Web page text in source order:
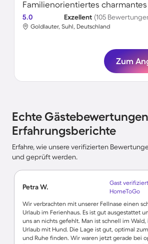
5.0 Exzellent (105
Goldlauter, Suhl, Deutschland
Zum
Echte
Erfahrungsberichte
Erfahre, wie unsere verifizierten
und geprüft werden.
Petra W.
Gast
HomeToGo
Wir verbrachten mit unserer Fellnase einen
Urlaub im Ferienhaus. Es ist gut ausgestattet
uns an nichts gefehlt. Man ist schnell im Wald,
Urlaub mit Hund. Die Lage ist gut, optimal
und Ruhe finden. Wir waren jetzt gerade bei